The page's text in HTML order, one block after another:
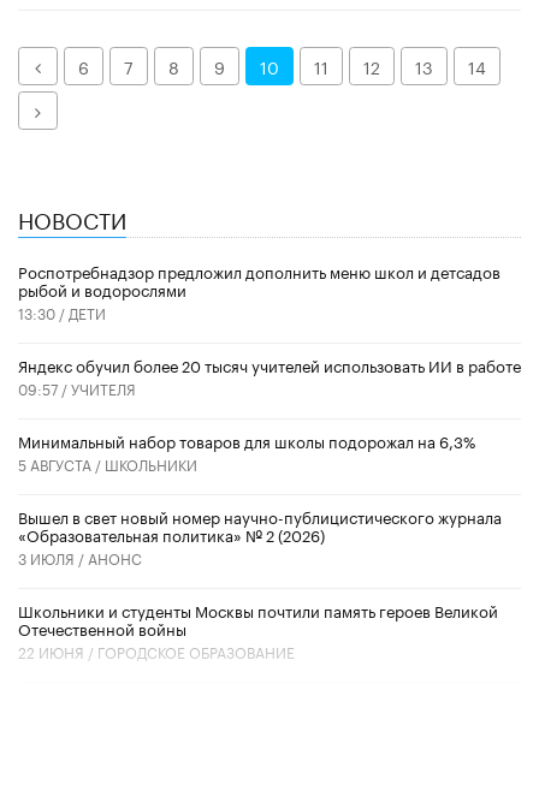
Назад
6 7 8 9 10 11 12 13
14
Далее
НОВОСТИ
Роспотребнадзор предложил дополнить меню школ и детсадов
рыбой и водорослями
13:30 / ДЕТИ
​Яндекс обучил более 20 тысяч учителей использовать ИИ в работе
09:57 /УЧИТЕЛЯ
Минимальный набор товаров для школы подорожал на 6,3%
5 АВГУСТА / ШКОЛЬНИКИ
Вышел в свет новый номер научно-публицистического журнала
«Образовательная политика» № 2 (2026)
3 ИЮЛЯ / АНОНС
Школьники и студенты Москвы почтили память героев Великой
Отечественной войны
22 ИЮНЯ / ГОРОДСКОЕ ОБРАЗОВАНИЕ